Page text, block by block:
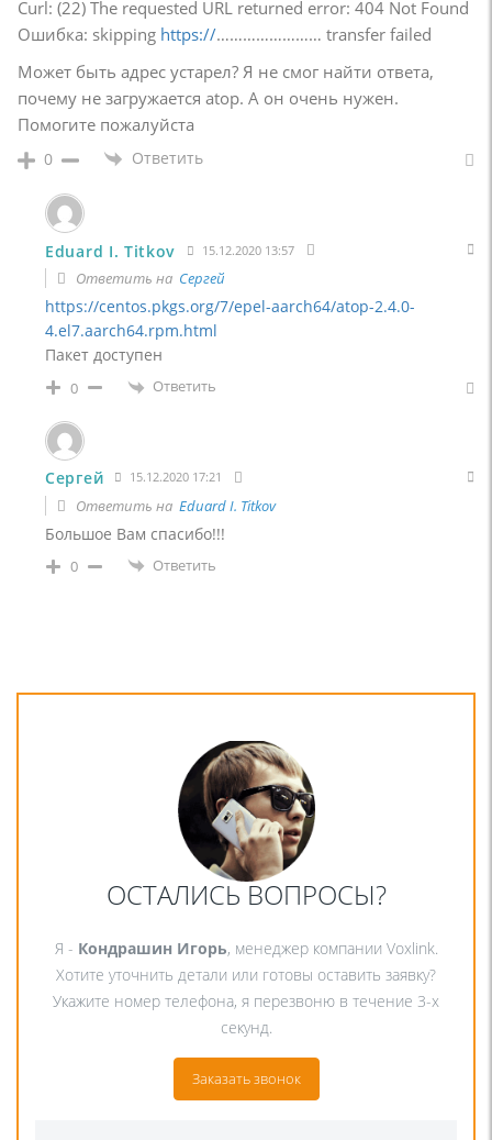
Curl: (22) The requested URL returned error: 404 Not Found
Ошибка: skipping https://…………………… transfer failed
Может быть адрес устарел? Я не смог найти ответа,
почему не загружается atop. А он очень нужен.
Помогите пожалуйста
0 Ответить
Eduard I. Titkov 15.12.2020 13:57
Ответить на Сергей
https://centos.pkgs.org/7/epel-aarch64/atop-2.4.0-
4.el7.aarch64.rpm.html
Пакет доступен
0 Ответить
Сергей 15.12.2020 17:21
Ответить на Eduard I. Titkov
Большое Вам спасибо!!!
0 Ответить
ОСТАЛИСЬ ВОПРОСЫ?
Я - Кондрашин Игорь, менеджер компании Voxlink.
Хотите уточнить детали или готовы оставить заявку?
Укажите номер телефона, я перезвоню в течение 3-х
секунд.
Заказать звонок